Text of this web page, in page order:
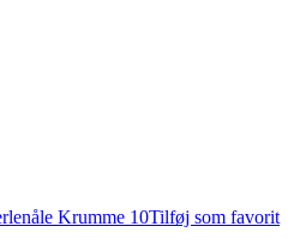
Tilføj som favorit